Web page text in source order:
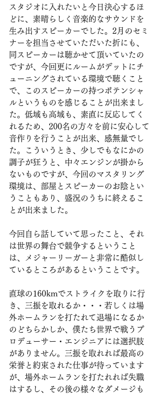
スタジオに入れたいと今日決心するほ
どに、素晴らしく音楽的なサウンドを
生み出すスピーカーでした。2月のセミ
ナーを担当させていただいた折にも、
同スピーカーは聴かせて頂いていたの
ですが、今回更にルームがデットにチ
ューニングされている環境で聴くこと
で、このスピーカーの持つポテンシャ
ルというものを感じることが出来まし
た。低域も高域も、素直に反応してく
れるため、200名の方々を前に安心して
音作りを行うことが出来、感無量でし
た。こういうとき、少しでもなにかの
調子が狂うと、中々エンジンが掛から
ないものですが、今回のマスタリング
環境は、部屋とスピーカーのお陰とい
うこともあり、盛況のうちに終えるこ
とが出来ました。
今回自ら話していて思ったこと、それ
は世界の舞台で競争するということ
は、メジャーリーガーと非常に酷似し
ているところがあるということです。
直球の160kmでストライクを取りに行
き、三振を取れるか・・・若しくは場
外ホームランを打たれて退場になるか
のどちらかしか、僕たち世界で戦うプ
ロデューサー・エンジニアには選択肢
がありません。三振を取れれば最高の
栄誉と約束された仕事が待っています
が、場外ホームランを打たれれば失職
はするし、その後の様々なダメージも